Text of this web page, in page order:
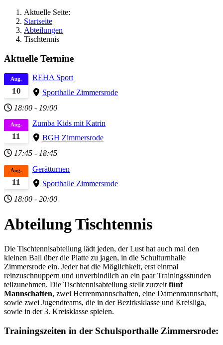
Aktuelle Seite:
Startseite
Abteilungen
Tischtennis
Aktuelle Termine
10
Aug.
REHA Sport
Sporthalle Zimmersrode
18:00 - 19:00
11
Aug.
Zumba Kids mit Katrin
BGH Zimmersrode
17:45 - 18:45
11
Aug.
Gerätturnen
Sporthalle Zimmersrode
18:00 - 20:00
Abteilung Tischtennis
Die Tischtennisabteilung lädt jeden, der Lust hat auch mal den
kleinen Ball über die Platte zu jagen, in die Schulturnhalle
Zimmersrode ein. Jeder hat die Möglichkeit, erst einmal
reinzuschnuppern und unverbindlich an ein paar Trainingsstunden
teilzunehmen. Die Tischtennisabteilung stellt zurzeit fünf
Mannschaften, zwei Herrenmannschaften, eine Damenmannschaft,
sowie zwei Jugendteams, die in der Bezirksklasse und Kreisliga,
sowie in der 3. Kreisklasse spielen.
Trainingszeiten in der Schulsporthalle Zimmersrode: